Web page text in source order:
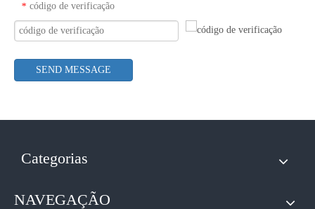
* código de verificação
SEND MESSAGE
Categorias
NAVEGAÇÃO